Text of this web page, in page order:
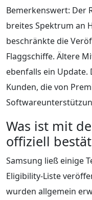
Bemerkenswert: Der
breites Spektrum an
beschränkte die
Flaggschiffe. Ältere
ebenfalls ein
Kunden, die von
Was ist mit
offiziell
Samsung ließ einige
Eligibility-Liste
wurden allgemein